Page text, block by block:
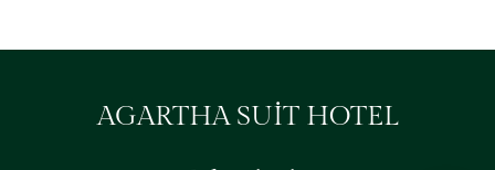
AGARTHA SUİT HOTEL